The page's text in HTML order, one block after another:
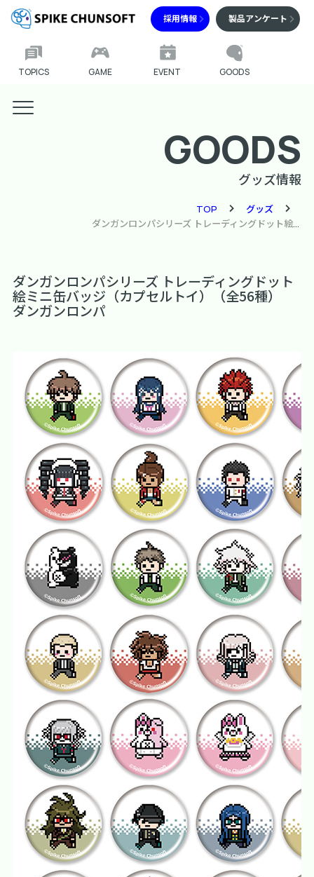
採用情報 製品アンケート
TOPICS GAME EVENT GOODS
GOODS
グッズ情報
TOP
グッズ
ダンガンロンパシリーズ トレーディングドット絵ミニ缶バッジ（カプセルトイ）（全56種）
ダンガンロンパシリーズ トレーディングドット
絵ミニ缶バッジ（カプセルトイ）（全56種）
ダンガンロンパ